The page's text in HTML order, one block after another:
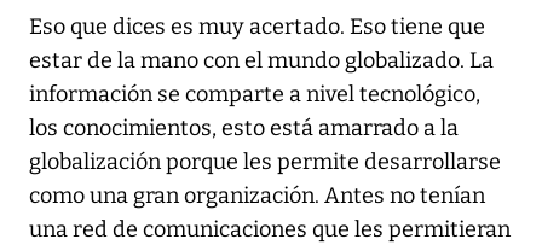
Eso que dices es muy acertado. Eso tiene que
estar de la mano con el mundo globalizado. La
información se comparte a nivel tecnológico,
los conocimientos, esto está amarrado a la
globalización porque les permite desarrollarse
como una gran organización. Antes no tenían
una red de comunicaciones que les permitieran